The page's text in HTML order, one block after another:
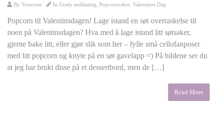
By Tonerose In Gratis nedlasting Popcornesker Valentines Dag
Popcorn til Valentinsdagen! Lage istand en søt overraskelse til
noen på Valentinsdagen? Hva med å lage istand litt søtsaker,
gjerne bake litt, eller gjør slik som her – fylle små cellofanposer
med litt popcorn og knyte på en søt gavelapp =) På bildene ser du
at jeg har brukt disse på et dessertbord, men de […]
Read More